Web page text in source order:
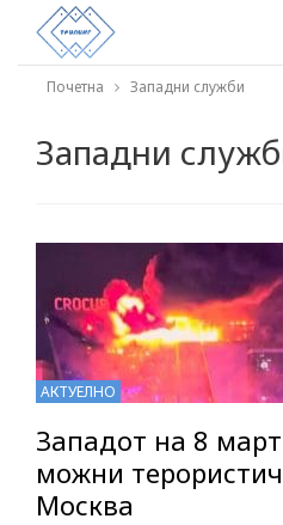
Почетна Западни служби
Западни
АКТУЕЛНО
Западот на 8
можни
Москва